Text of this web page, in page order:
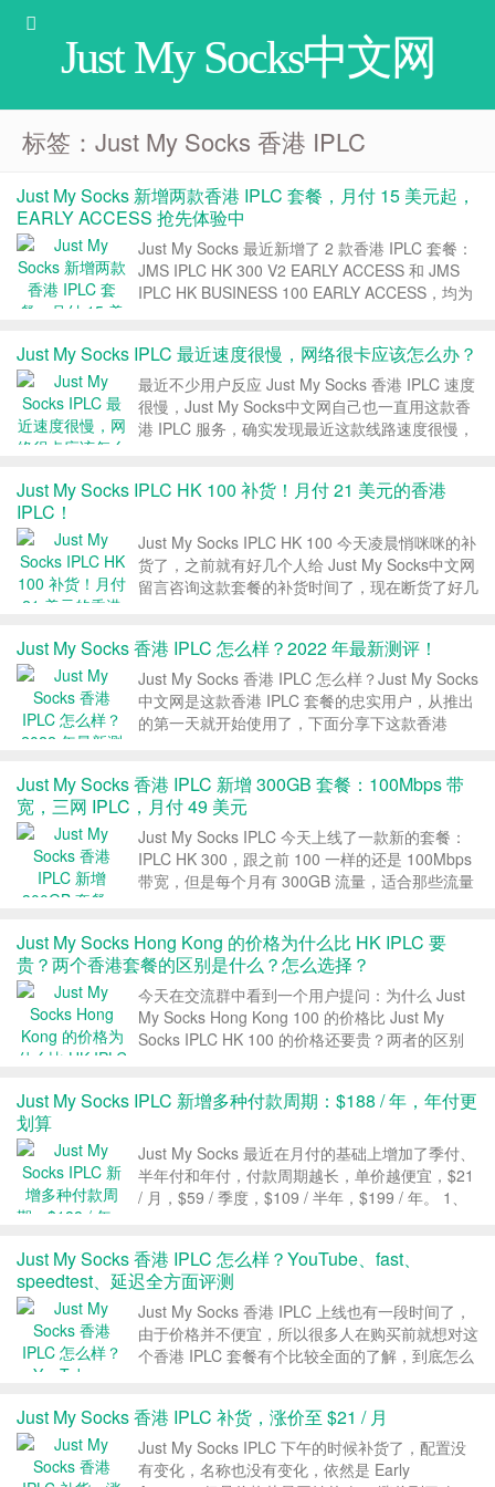
Just My Socks中文网
标签：Just My Socks 香港 IPLC
Just My Socks 新增两款香港 IPLC 套餐，月付 15 美元起，
EARLY ACCESS 抢先体验中
Just My Socks 最近新增了 2 款香港 IPLC 套餐：
JMS IPLC HK 300 V2 EARLY ACCESS 和 JMS
IPLC HK BUSINESS 100 EARLY ACCESS，均为
Just My Socks IPLC 最近速度很慢，网络很卡应该怎么办？
最近不少用户反应 Just My Socks 香港 IPLC 速度
很慢，Just My Socks中文网自己也一直用这款香
港 IPLC 服务，确实发现最近这款线路速度很慢，
回复。 一、套餐...
Just My Socks IPLC HK 100 补货！月付 21 美元的香港
IPLC！
Just My Socks IPLC HK 100 今天凌晨悄咪咪的补
货了，之前就有好几个人给 Just My Socks中文网
留言咨询这款套餐的补货时间了，现在断货了好几
元。...
Just My Socks 香港 IPLC 怎么样？2022 年最新测评！
Just My Socks 香港 IPLC 怎么样？Just My Socks
中文网是这款香港 IPLC 套餐的忠实用户，从推出
的第一天就开始使用了，下面分享下这款香港
Just My Socks 香港 IPLC 新增 300GB 套餐：100Mbps 带
宽，三网 IPLC，月付 49 美元
Just My Socks IPLC 今天上线了一款新的套餐：
IPLC HK 300，跟之前 100 一样的还是 100Mbps
带宽，但是每个月有 300GB 流量，适合那些流量
Just My Socks Hong Kong 的价格为什么比 HK IPLC 要
贵？两个香港套餐的区别是什么？怎么选择？
今天在交流群中看到一个用户提问：为什么 Just
My Socks Hong Kong 100 的价格比 Just My
Socks IPLC HK 100 的价格还要贵？两者的区别
先看下两...
Just My Socks IPLC 新增多种付款周期：$188 / 年，年付更
划算
Just My Socks 最近在月付的基础上增加了季付、
半年付和年付，付款周期越长，单价越便宜，$21
/ 月，$59 / 季度，$109 / 半年，$199 / 年。 1、
Just My Socks 香港 IPLC 怎么样？YouTube、fast、
speedtest、延迟全方面评测
Just My Socks 香港 IPLC 上线也有一段时间了，
由于价格并不便宜，所以很多人在购买前就想对这
个香港 IPLC 套餐有个比较全面的了解，到底怎么
fast、speedtes...
Just My Socks 香港 IPLC 补货，涨价至 $21 / 月
Just My Socks IPLC 下午的时候补货了，配置没
有变化，名称也没有变化，依然是 Early